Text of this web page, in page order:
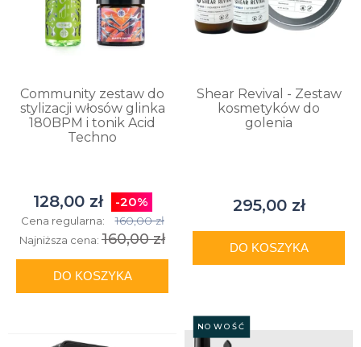
Community zestaw do
stylizacji włosów glinka
180BPM i tonik Acid
Techno
128,00 zł -20%
Cena regularna: 160,00 zł
Najniższa cena: 160,00 zł
DO KOSZYKA
Shear Revival - Zestaw
kosmetyków do
golenia
295,00 zł
DO KOSZYKA
NOWOŚĆ